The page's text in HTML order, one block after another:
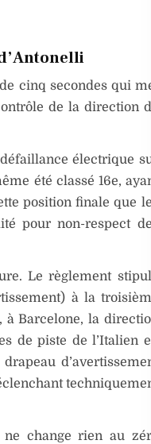
cinq secondes qui
de la direction
électrique
été classé 16e,
position finale que
pour non-respect
Le règlement
à la
à Barcelone, la
de piste de l’Italien
change rien au